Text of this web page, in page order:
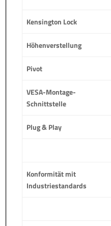
Kensington Lock
Höhenverstellung
Pivot
VESA-Montage-
Schnittstelle
Plug & Play
Konformität mit
Industriestandards